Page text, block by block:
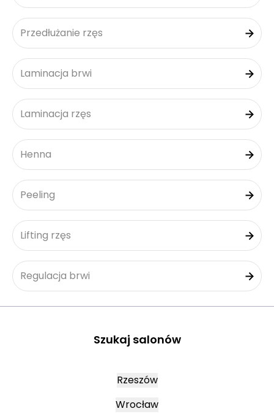
Przedłużanie rzęs
Laminacja brwi
Laminacja rzęs
Henna
Peeling
Lifting rzęs
Regulacja brwi
Szukaj salonów
Rzeszów
Wrocław